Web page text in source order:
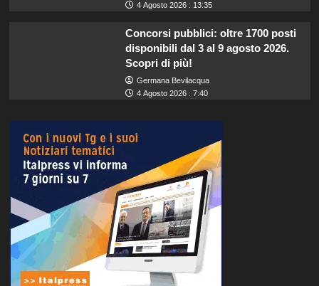
4 Agosto 2026 : 13:35
Concorsi pubblici: oltre 1700 posti
disponibili dal 3 al 9 agosto 2026.
Scopri di più!
Germana Bevilacqua
4 Agosto 2026 : 7:40